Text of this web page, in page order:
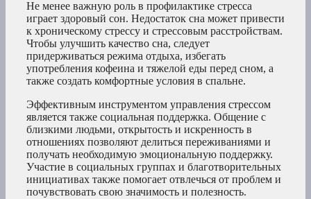
Не менее важную роль в профилактике стресса
играет здоровый сон. Недостаток сна может привести
к хроническому стрессу и стрессовым расстройствам.
Чтобы улучшить качество сна, следует
придерживаться режима отдыха, избегать
употребления кофеина и тяжелой еды перед сном, а
также создать комфортные условия в спальне.
Эффективным инструментом управления стрессом
является также социальная поддержка. Общение с
близкими людьми, открытость и искренность в
отношениях позволяют делиться переживаниями и
получать необходимую эмоциональную поддержку.
Участие в социальных группах и благотворительных
инициативах также помогает отвлечься от проблем и
почувствовать свою значимость и полезность.